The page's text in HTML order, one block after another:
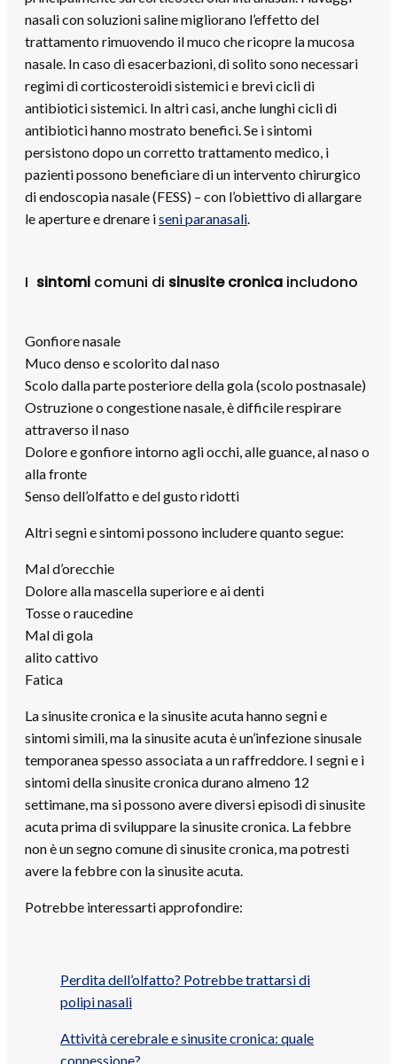
nasali con soluzioni saline migliorano l’effetto del
trattamento rimuovendo il muco che ricopre la mucosa
nasale. In caso di esacerbazioni, di solito sono necessari
regimi di corticosteroidi sistemici e brevi cicli di
antibiotici sistemici. In altri casi, anche lunghi cicli di
antibiotici hanno mostrato benefici. Se i sintomi
persistono dopo un corretto trattamento medico, i
pazienti possono beneficiare di un intervento chirurgico
di endoscopia nasale (FESS) – con l’obiettivo di allargare
le aperture e drenare iseni paranasali
I sintomi comuni di sinusite cronica includono
Gonfiore nasale
Muco denso e scolorito dal naso
Scolo dalla parte posteriore della gola (scolo postnasale)
Ostruzione o congestione nasale, è difficile respirare
attraverso il naso
Dolore e gonfiore intorno agli occhi, alle guance, al naso o
alla fronte
Senso dell’olfatto e del gusto ridotti
Altri segni e sintomi possono includere quanto segue:
Mal d’orecchie
Dolore alla mascella superiore e ai denti
Tosse o raucedine
Mal di gola
alito cattivo
Fatica
La sinusite cronica e la sinusite acuta hanno segni e
sintomi simili, ma la sinusite acuta è un’infezione sinusale
temporanea spesso associata a un raffreddore. I segni e i
sintomi della sinusite cronica durano almeno 12
settimane, ma si possono avere diversi episodi di sinusite
acuta prima di sviluppare la sinusite cronica. La febbre
non è un segno comune di sinusite cronica, ma potresti
avere la febbre con la sinusite acuta.
Potrebbe interessarti approfondire:
Perdita dell’olfatto? Potrebbe trattarsi di
polipi nasali
Attività cerebrale e sinusite cronica: quale
connessione?